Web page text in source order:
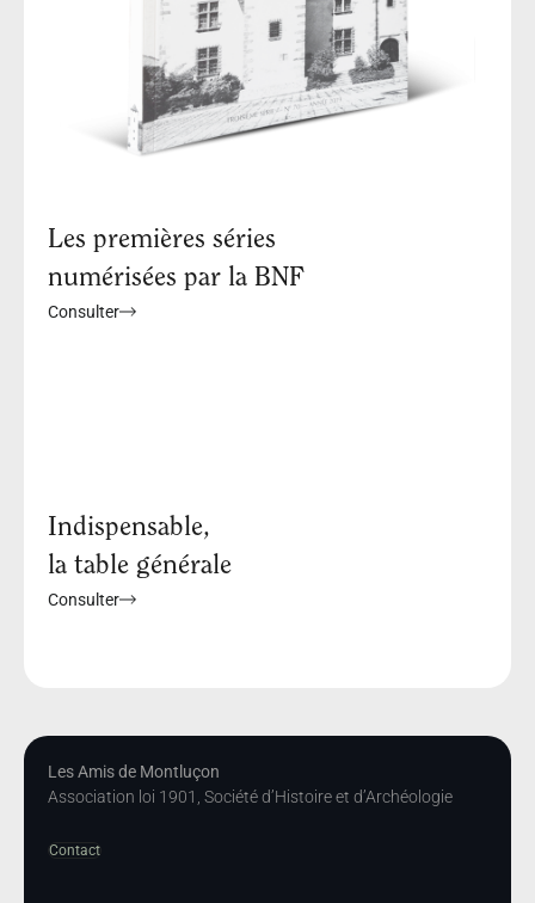
Les premières séries
numérisées par la BNF
Consulter
Indispensable,
la table générale
Consulter
Les Amis de Montluçon
Association loi 1901, Société d’Histoire et d’Archéologie
Contact